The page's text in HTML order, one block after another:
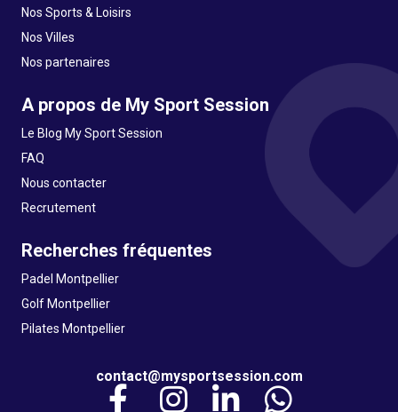
Nos Sports & Loisirs
Nos Villes
Nos partenaires
A propos de My Sport Session
Le Blog My Sport Session
FAQ
Nous contacter
Recrutement
Recherches fréquentes
Padel Montpellier
Golf Montpellier
Pilates Montpellier
contact@mysportsession.com